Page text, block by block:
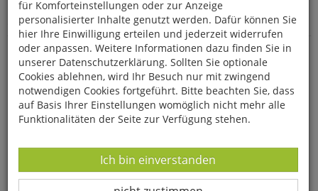
Startseite Bücher Geschichte Archäologie
Die Urgeschichte Europas
für Komforteinstellungen oder zur Anzeige
personalisierter Inhalte genutzt werden. Dafür können Sie
hier Ihre Einwilligung erteilen und jederzeit widerrufen
oder anpassen. Weitere Informationen dazu finden Sie in
unserer Datenschutzerklärung. Sollten Sie optionale
Cookies ablehnen, wird Ihr Besuch nur mit zwingend
notwendigen Cookies fortgeführt. Bitte beachten Sie, dass
auf Basis Ihrer Einstellungen womöglich nicht mehr alle
Funktionalitäten der Seite zur Verfügung stehen.
Datenverarbeitung -
Ich bin einverstanden